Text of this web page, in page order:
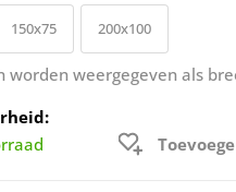
150x75 200x100
worden weergegeven als